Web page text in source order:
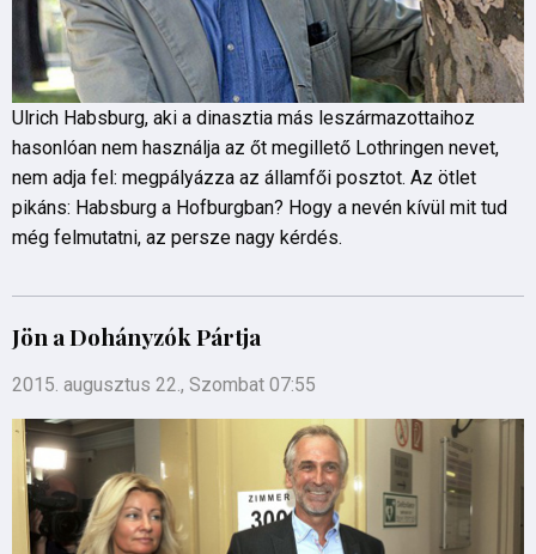
Ulrich Habsburg, aki a dinasztia más leszármazottaihoz
hasonlóan nem használja az őt megillető Lothringen nevet,
nem adja fel: megpályázza az államfői posztot. Az ötlet
pikáns: Habsburg a Hofburgban? Hogy a nevén kívül mit tud
még felmutatni, az persze nagy kérdés.
Jön a Dohányzók Pártja
2015. augusztus 22., Szombat 07:55